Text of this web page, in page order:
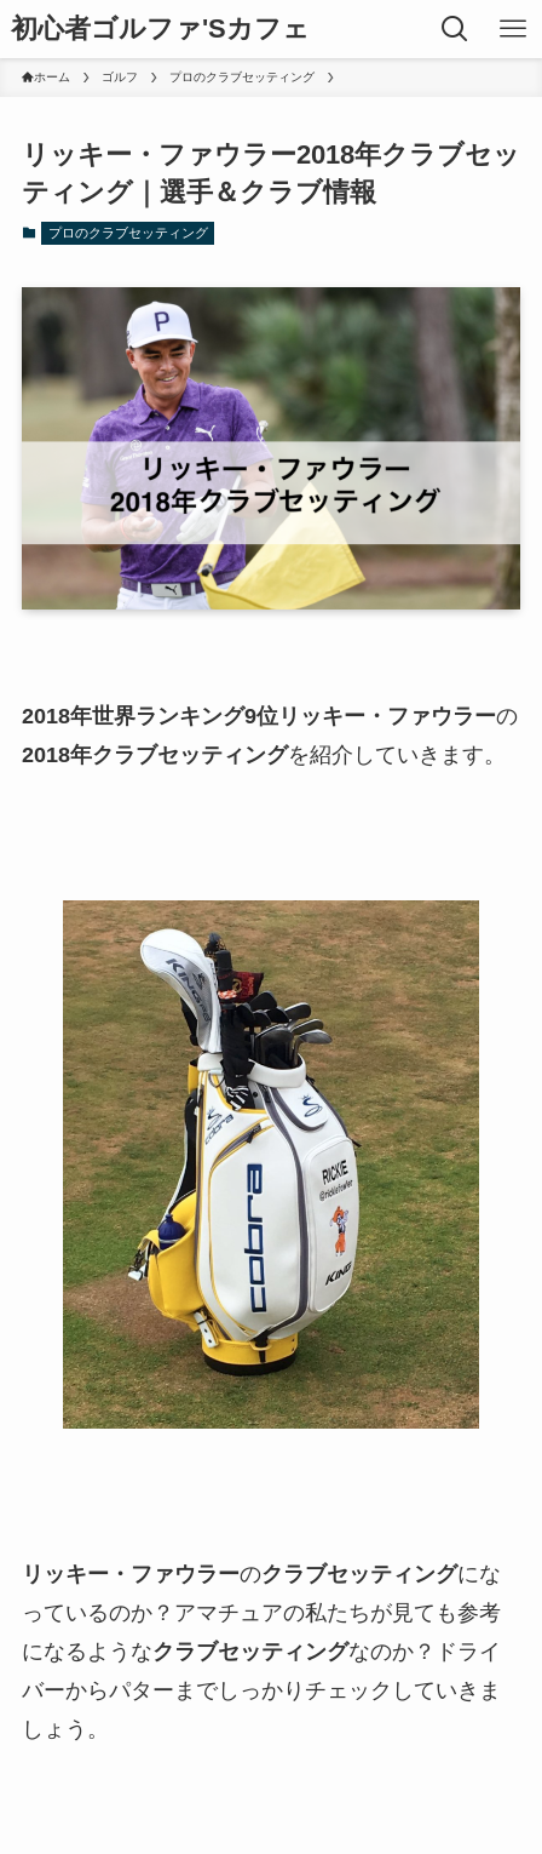
初心者ゴルファ'Sカフェ
ホーム ゴルフ プロのクラブセッティング
リッキー・ファウラー2018年クラブセッ
ティング｜選手＆クラブ情報
プロのクラブセッティング
2018年世界ランキング9位リッキー・ファウラーの
2018年クラブセッティングを紹介していきます。
リッキー・ファウラーのクラブセッティングにな
っているのか？アマチュアの私たちが見ても参考
になるようなクラブセッティングなのか？ドライ
バーからパターまでしっかりチェックしていきま
しょう。